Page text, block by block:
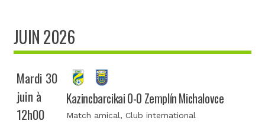
JUIN 2026
Mardi 30
juin à
12h00
Kazincbarcikai 0-0 Zemplín Michalovce
Match amical, Club international